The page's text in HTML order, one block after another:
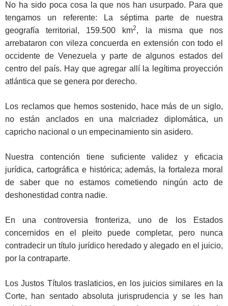
No ha sido poca cosa la que nos han usurpado. Para que
tengamos un referente: La séptima parte de nuestra
geografía territorial, 159.500 km2, la misma que nos
arrebataron con vileza concuerda en extensión con todo el
occidente de Venezuela y parte de algunos estados del
centro del país. Hay que agregar allí la legítima proyección
atlántica que se genera por derecho.
Los reclamos que hemos sostenido, hace más de un siglo,
no están anclados en una malcriadez diplomática, un
capricho nacional o un empecinamiento sin asidero.
Nuestra contención tiene suficiente validez y eficacia
jurídica, cartográfica e histórica; además, la fortaleza moral
de saber que no estamos cometiendo ningún acto de
deshonestidad contra nadie.
En una controversia fronteriza, uno de los Estados
concernidos en el pleito puede completar, pero nunca
contradecir un título jurídico heredado y alegado en el juicio,
por la contraparte.
Los Justos Títulos traslaticios, en los juicios similares en la
Corte, han sentado absoluta jurisprudencia y se les han